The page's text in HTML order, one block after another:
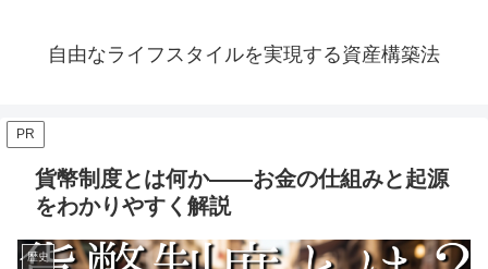
自由なライフスタイルを実現する資産構築法
PR
貨幣制度とは何か——お金の仕組みと起源
をわかりやすく解説
歴史